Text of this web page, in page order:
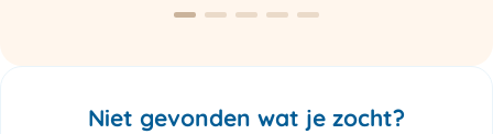
Niet gevonden wat je zocht?